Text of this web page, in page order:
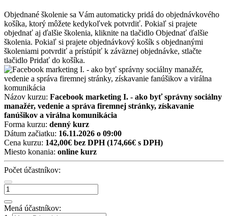
Objednané školenie sa Vám automaticky pridá do objednávkového
košíka, ktorý môžete kedykoľvek potvrdiť. Pokiaľ si prajete
objednať aj ďalšie školenia, kliknite na tlačidlo Objednať ďalšie
školenia. Pokiaľ si prajete objednávkový košík s objednanými
školeniami potvrdiť a prístúpiť k záväznej objednávke, stlačte
tlačidlo Pridať do košíka.
Názov kurzu: Facebook marketing I. - ako byť správny sociálny
manažér, vedenie a správa firemnej stránky, získavanie
fanúšikov a virálna komunikácia
Forma kurzu: denný kurz
Dátum začiatku: 16.11.2026 o 09:00
Cena kurzu: 142,00€ bez DPH(174,66€ s DPH)
Miesto konania: online kurz
Počet účastníkov:
Mená účastníkov: